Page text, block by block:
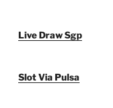
Live Draw Sgp
Slot Via Pulsa